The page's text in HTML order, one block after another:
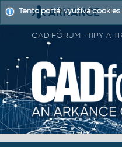
CAD FÓRUM - TIPY A
Tento portál využívá